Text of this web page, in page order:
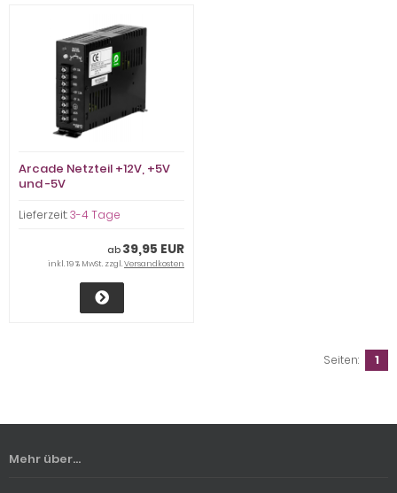
Arcade Netzteil +12V, +5V
und -5V
Lieferzeit:3-4 Tage
ab 39,95 EUR
inkl. 19 % MwSt. zzgl.Versandkosten
Seiten: 1
Mehr über...